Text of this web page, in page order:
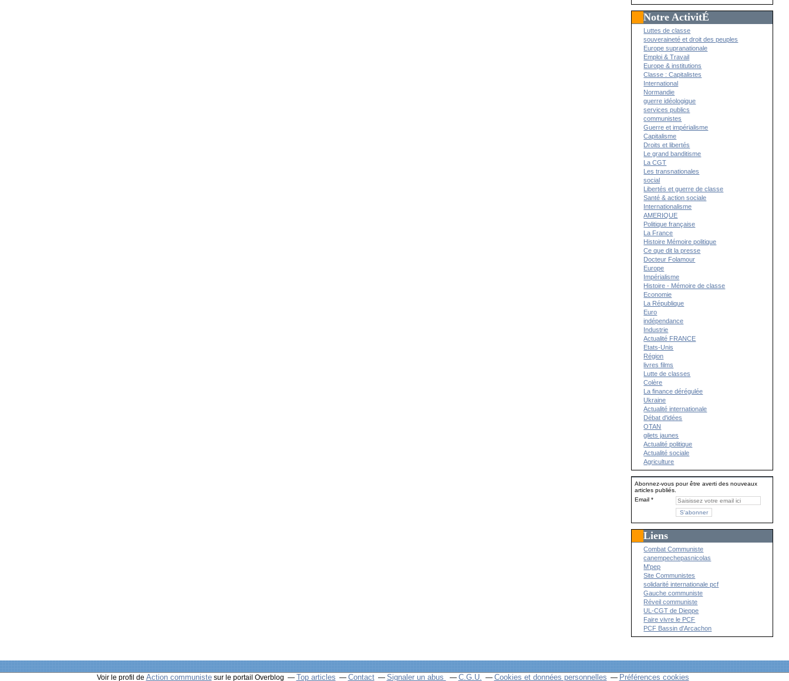
Notre ActivitÉ
Luttes de classe
souveraineté et droit des peuples
Europe supranationale
Emploi & Travail
Europe & institutions
Classe : Capitalistes
International
Normandie
guerre idéologique
services publics
communistes
Guerre et impérialisme
Capitalisme
Droits et libertés
Le grand banditisme
La CGT
Les transnationales
social
Libertés et guerre de classe
Santé & action sociale
Internationalisme
AMERIQUE
Politique française
La France
Histoire Mémoire politique
Ce que dit la presse
Docteur Folamour
Europe
Impérialisme
Histoire - Mémoire de classe
Economie
La République
Euro
indépendance
Industrie
Actualité FRANCE
Etats-Unis
Région
livres films
Lutte de classes
Colère
La finance dérégulée
Ukraine
Actualité internationale
Débat d'idées
OTAN
gilets jaunes
Actualité politique
Actualité sociale
Agriculture
Abonnez-vous pour être averti des nouveaux
articles publiés.
Email
Liens
Combat Communiste
canempechepasnicolas
M'pep
Site Communistes
solidarité internationale pcf
Gauche communiste
Réveil communiste
UL-CGT de Dieppe
Faire vivre le PCF
PCF Bassin d'Arcachon
Voir le profil de Action communistesur le portail Overblog Top articles Contact Signaler un abus C.G.U. Cookies et données personnelles Préférences cookies